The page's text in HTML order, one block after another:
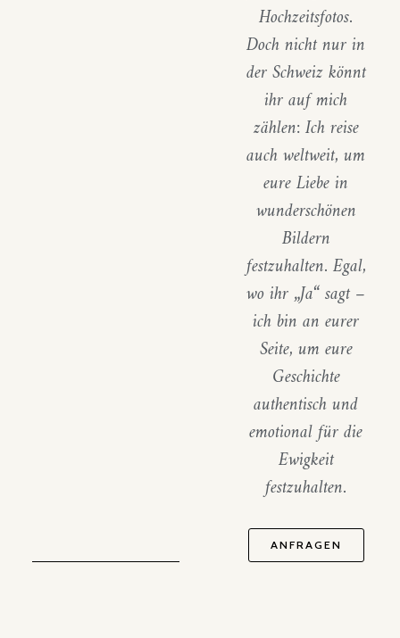
Hochzeitsfotos.
Doch nicht nur in
der Schweiz könnt
ihr auf mich
zählen: Ich reise
auch weltweit, um
eure Liebe in
wunderschönen
Bildern
festzuhalten. Egal,
wo ihr „Ja“ sagt –
ich bin an eurer
Seite, um eure
Geschichte
authentisch und
emotional für die
Ewigkeit
festzuhalten.
ANFRAGEN